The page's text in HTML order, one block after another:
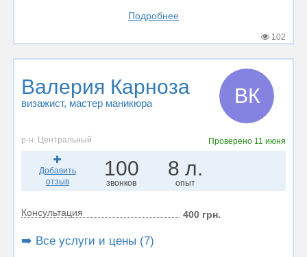
Подробнее
102
Валерия Карноза
визажист, мастер маникюра ВК
р-н. Центральный Проверено 11 июня
Добавить
отзыв
100
звонков
8 л.
опыт
Консультация 400 грн.
➡️ Все услуги и цены (7)